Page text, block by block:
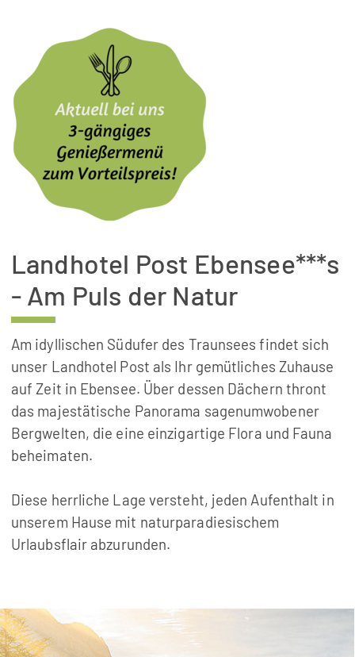
Landhotel Post Ebensee***s
- Am Puls der Natur
Am idyllischen Südufer des Traunsees findet sich
unser Landhotel Post als Ihr gemütliches Zuhause
auf Zeit in Ebensee. Über dessen Dächern thront
das majestätische Panorama sagenumwobener
Bergwelten, die eine einzigartige Flora und Fauna
beheimaten.
Diese herrliche Lage versteht, jeden Aufenthalt in
unserem Hause mit naturparadiesischem
Urlaubsflair abzurunden.